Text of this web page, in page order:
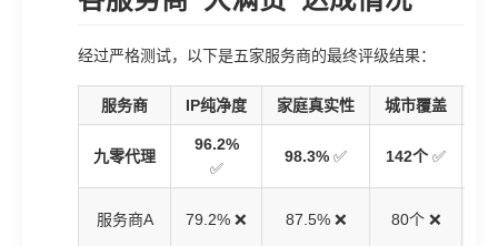
经过严格测试，以下是五家服务商的最终评级结果：
服务商 IP纯净度 家庭真实性 城市覆盖
九零代理
96.2%
✅
98.3% ✅ 142个 ✅
服务商A 79.2% ❌ 87.5% ❌ 80个 ❌